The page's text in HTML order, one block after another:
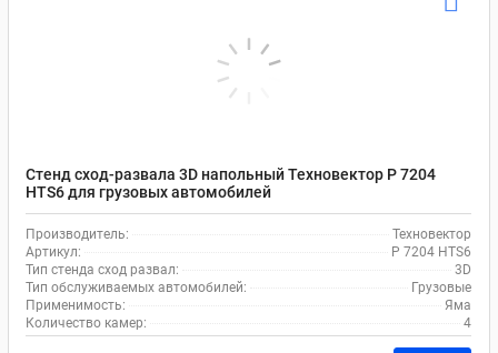
Стенд сход-развала 3D напольный Техновектор P 7204
HTS6 для грузовых автомобилей
Производитель:
Техновектор
Артикул:
P 7204 HTS6
Тип стенда сход развал:
3D
Тип обслуживаемых автомобилей:
Грузовые
Применимость:
Яма
Количество камер:
4